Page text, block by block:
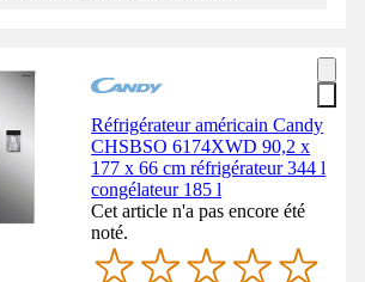
Réfrigérateur américain Candy
CHSBSO 6174XWD 90,2 x
177 x 66 cm réfrigérateur 344 l
congélateur 185 l
Cet article n'a pas encore été
noté.